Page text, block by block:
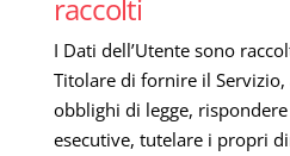
raccolti
I Dati dell’Utente sono
Titolare di fornire il
obblighi di legge,
esecutive, tutelare i propri